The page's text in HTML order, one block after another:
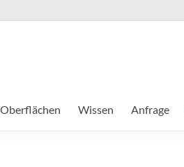
Wissen Anfrage